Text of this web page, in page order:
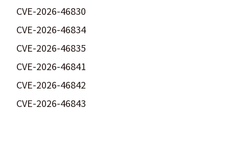
CVE-2026-46830
CVE-2026-46834
CVE-2026-46835
CVE-2026-46841
CVE-2026-46842
CVE-2026-46843